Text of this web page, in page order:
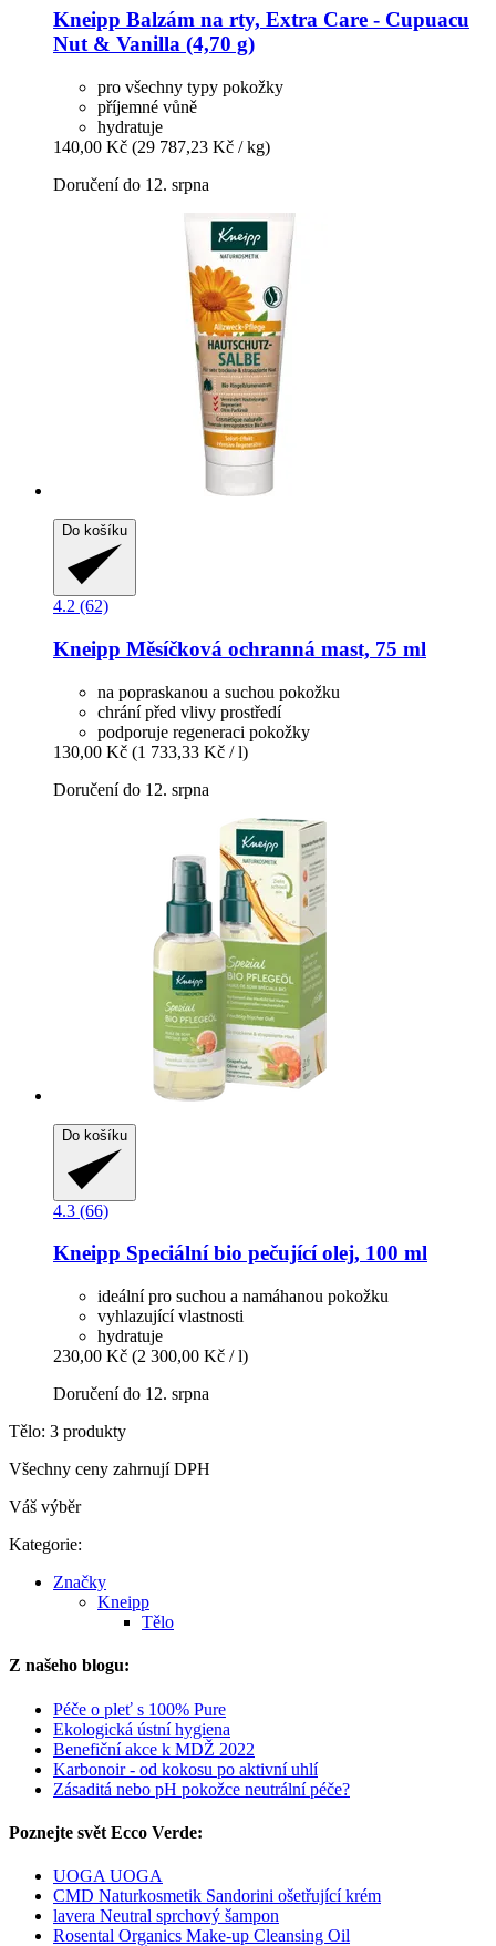
Kneipp Balzám na rty, Extra Care -​ Cupuacu
Nut & Vanilla (4,70 g)
pro všechny typy pokožky
příjemné vůně
hydratuje
140,00 Kč (29 787,23 Kč / kg)
Doručení do 12. srpna
Do košíku
4.2 (62)
Kneipp Měsíčková ochranná mast, 75 ml
na popraskanou a suchou pokožku
chrání před vlivy prostředí
podporuje regeneraci pokožky
130,00 Kč (1 733,33 Kč / l)
Doručení do 12. srpna
Do košíku
4.3 (66)
Kneipp Speciální bio pečující olej, 100 ml
ideální pro suchou a namáhanou pokožku
vyhlazující vlastnosti
hydratuje
230,00 Kč (2 300,00 Kč / l)
Doručení do 12. srpna
Tělo: 3 produkty
Všechny ceny zahrnují DPH
Váš výběr
Kategorie:
Značky
Kneipp
Tělo
Z našeho blogu:
Péče o pleť s 100% Pure
Ekologická ústní hygiena
Benefiční akce k MDŽ 2022
Karbonoir - od kokosu po aktivní uhlí
Zásaditá nebo pH pokožce neutrální péče?
Poznejte svět Ecco Verde:
UOGA UOGA
CMD Naturkosmetik Sandorini ošetřující krém
lavera Neutral sprchový šampon
Rosental Organics Make-up Cleansing Oil